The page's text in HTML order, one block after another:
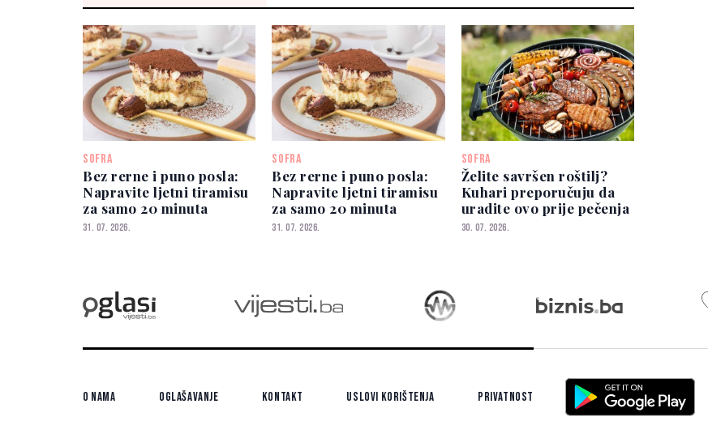
SOFRA
Bez rerne i puno posla:
Napravite ljetni tiramisu
za samo 20 minuta
31. 07. 2026.
SOFRA
Bez rerne i puno posla:
Napravite ljetni tiramisu
za samo 20 minuta
31. 07. 2026.
SOFRA
Želite savršen roštilj?
Kuhari preporučuju da
uradite ovo prije pečenja
30. 07. 2026.
O nama Oglašavanje Kontakt Uslovi korištenja Privatnost